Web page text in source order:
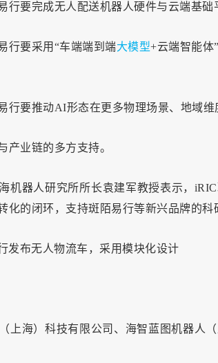
行要完成无人配送机器人硬件与云端基础
行要采用“车端端到端大模型+云端智能体
行要推动AI形态在更多物理场景、地域维
产业链的多方支持。
机器人研究所所长袁建军教授表示，
化的闭环，支持斑陌易行等新兴品牌的科
上海）科技有限公司、海智蓝图机器人